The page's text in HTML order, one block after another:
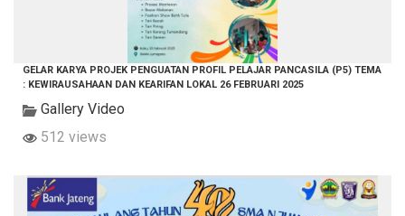
GELAR KARYA PROJEK PENGUATAN PROFIL PELAJAR PANCASILA (P5) TEMA
: KEWIRAUSAHAAN DAN KEARIFAN LOKAL 26 FEBRUARI 2025
Gallery Video
512 views